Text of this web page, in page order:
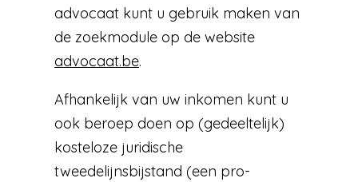
advocaat kunt u gebruik maken van
de zoekmodule op de website
advocaat.be.
Afhankelijk van uw inkomen kunt u
ook beroep doen op (gedeeltelijk)
kosteloze juridische
tweedelijnsbijstand (een pro-